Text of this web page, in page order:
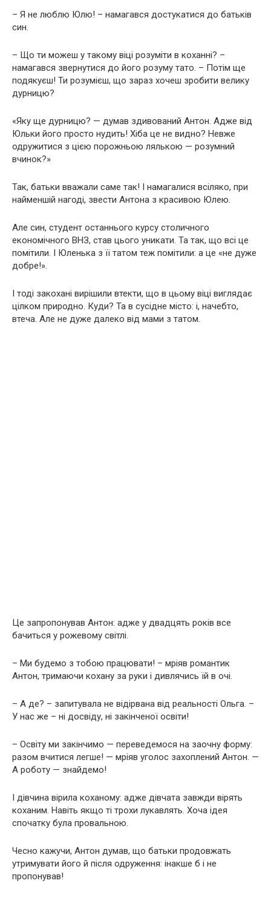
– Я не люблю Юлю! – намагався достукатися до батьків
син.
– Що ти можеш у такому віці розуміти в коханні? –
намагався звернутися до його розуму тато. – Потім ще
подякуєш! Ти розумієш, що зараз хочеш зробити велику
дурницю?
«Яку ще дурницю? — думав здивований Антон. Адже від
Юльки його просто нудить! Хіба це не видно? Невже
одружитися з цією порожньою лялькою — розумний
вчинок?»
Так, батьки вважали саме так! І намагалися всіляко, при
найменшій нагоді, звести Антона з красивою Юлею.
Але син, студент останнього курсу столичного
економічного ВНЗ, став цього уникати. Та так, що всі це
помітили. І Юленька з її татом теж помітили: а це «не дуже
добре!».
І тоді закохані вирішили втекти, що в цьому віці виглядає
цілком природно. Куди? Та в сусідне місто: і, начебто,
втеча. Але не дуже далеко від мами з татом.
Це запропонував Антон: адже у двадцять років все
бачиться у рожевому світлі.
– Ми будемо з тобою працювати! – мріяв романтик
Антон, тримаючи кохану за руки і дивлячись їй в очі.
– А де? – запитувала не відірвана від реальності Ольга. –
У нас же – ні досвіду, ні закінченої освіти!
– Освіту ми закінчимо — переведемося на заочну форму:
разом вчитися легше! — мріяв уголос захоплений Антон. —
А роботу — знайдемо!
І дівчина вірила коханому: адже дівчата завжди вірять
коханим. Навіть якщо ті трохи лукавлять. Хоча ідея
спочатку була провальною.
Чесно кажучи, Антон думав, що батьки продовжать
утримувати його й після одруження: інакше б і не
пропонував!